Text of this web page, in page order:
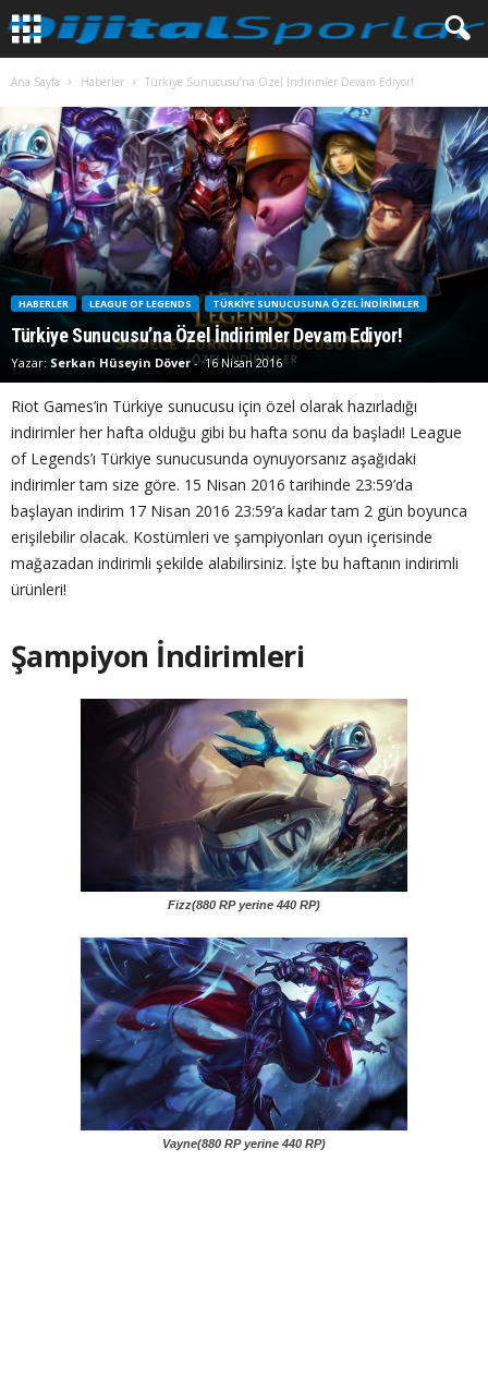
Ana Sayfa Haberler Türkiye Sunucusu’na Özel İndirimler Devam Ediyor!
HABERLER LEAGUE OF LEGENDS TÜRKIYE SUNUCUSUNA ÖZEL İNDIRIMLER
Türkiye Sunucusu’na Özel İndirimler Devam Ediyor!
Yazar: Serkan Hüseyin Döver- 16 Nisan 2016
Riot Games’in Türkiye sunucusu için özel olarak hazırladığı
indirimler her hafta olduğu gibi bu hafta sonu da başladı! League
of Legends’ı Türkiye sunucusunda oynuyorsanız aşağıdaki
indirimler tam size göre. 15 Nisan 2016 tarihinde 23:59’da
başlayan indirim 17 Nisan 2016 23:59’a kadar tam 2 gün boyunca
erişilebilir olacak. Kostümleri ve şampiyonları oyun içerisinde
mağazadan indirimli şekilde alabilirsiniz. İşte bu haftanın indirimli
ürünleri!
Şampiyon İndirimleri
Fizz(880 RP yerine 440 RP)
Vayne(880 RP yerine 440 RP)